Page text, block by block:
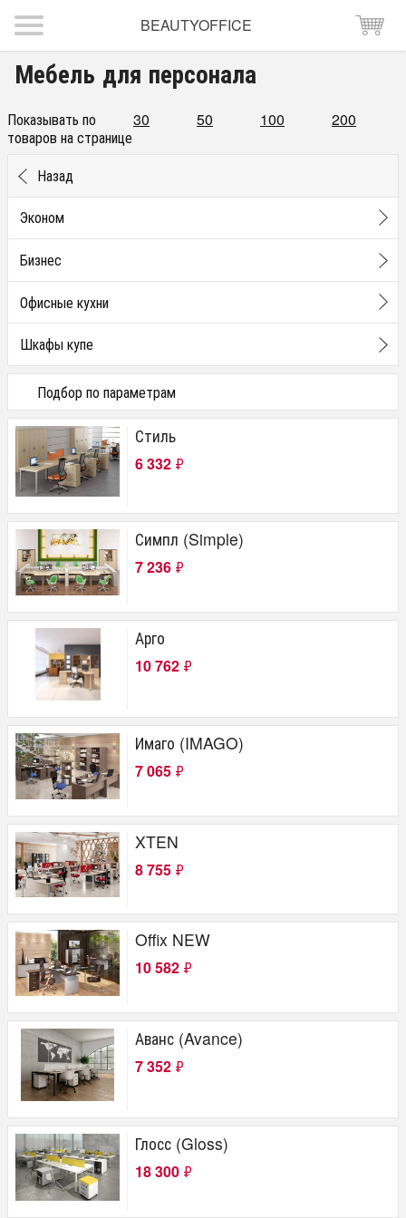
BEAUTYOFFICE
Мебель для персонала
Показывать по 30 50 100
200
товаров на странице
Назад
Эконом
Бизнес
Офисные кухни
Шкафы купе
Подбор по параметрам
Цена
от
Толщина столешницы
16 мм
22 мм
25 мм
28 мм
Гарантия
12 месяцев
18 месяцев
60 месяцев
Бренд
Skyland
Софтформ
Материал
ДСП
Производство
Россия
Белоруссия
Стиль
6 332 ₽
Симпл (Simple)
7 236 ₽
Арго
10 762 ₽
Имаго (IMAGO)
7 065 ₽
XTEN
8 755 ₽
Offix NEW
10 582 ₽
Аванс (Avance)
7 352 ₽
Глосс (Gloss)
18 300 ₽